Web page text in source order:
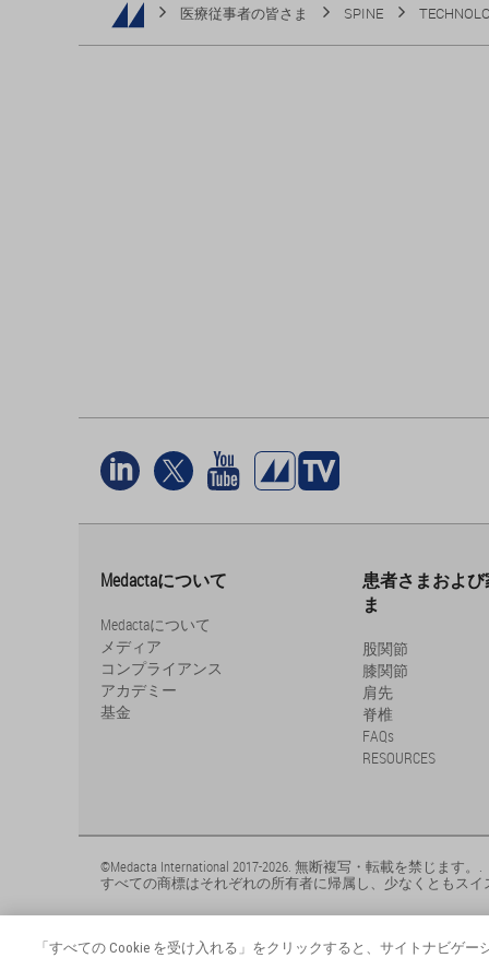
医療従事者の皆さま SPINE
Medactaについて
Medactaについて
メディア
コンプライアンス
アカデミー
基金
患者さまおよ
ま
股関節
膝関節
肩先
脊椎
FAQs
RESOURCES
©Medacta International 2017-2026. 無断複写・転載を禁じます。.
すべての商標はそれぞれの所有者に帰属し、少なくともス
「すべての Cookie を受け入れる」をクリックすると、サイトナビゲ